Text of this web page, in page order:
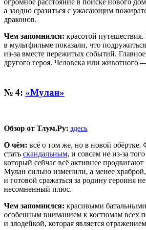
огромное расстояние в поиске нового
а заодно сразиться с ужасающим
драконов.
Чем запомнился: красотой
в мультфильме показали, что
из-за вместе пережитых событий.
другого героя. Человека или животного
№ 4: «Мулан»
Обзор от Тлум.Ру: здесь
О чём: всё о том же, но в новой обёртке.
стать скандальным, и совсем не из-за
который сейчас всё активнее
Мулан сильно изменили, а менее
и готовой сражаться за родину героиня
несомненный плюс.
Чем запомнился: красивыми
особенным вниманием к костюмам всех
и злодейкой, которая является